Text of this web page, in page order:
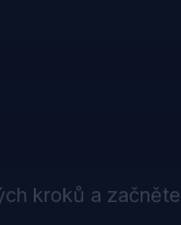
kroků a začněte